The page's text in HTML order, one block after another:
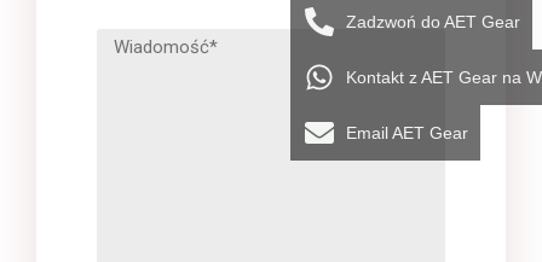
Zadzwoń do AET Gear
Kontakt z AET Gear na
Email AET Gear